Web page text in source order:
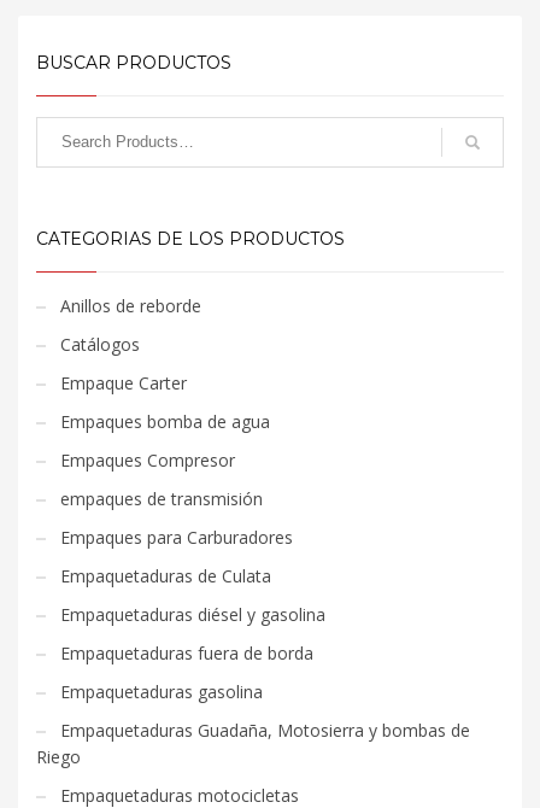
BUSCAR PRODUCTOS
CATEGORIAS DE LOS PRODUCTOS
Anillos de reborde
Catálogos
Empaque Carter
Empaques bomba de agua
Empaques Compresor
empaques de transmisión
Empaques para Carburadores
Empaquetaduras de Culata
Empaquetaduras diésel y gasolina
Empaquetaduras fuera de borda
Empaquetaduras gasolina
Empaquetaduras Guadaña, Motosierra y bombas de
Riego
Empaquetaduras motocicletas